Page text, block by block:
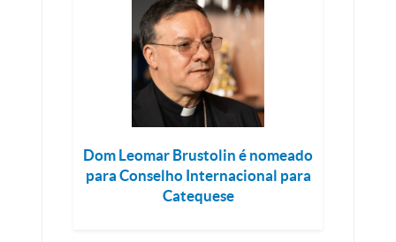
Dom Leomar Brustolin é nomeado
para Conselho Internacional para
Catequese